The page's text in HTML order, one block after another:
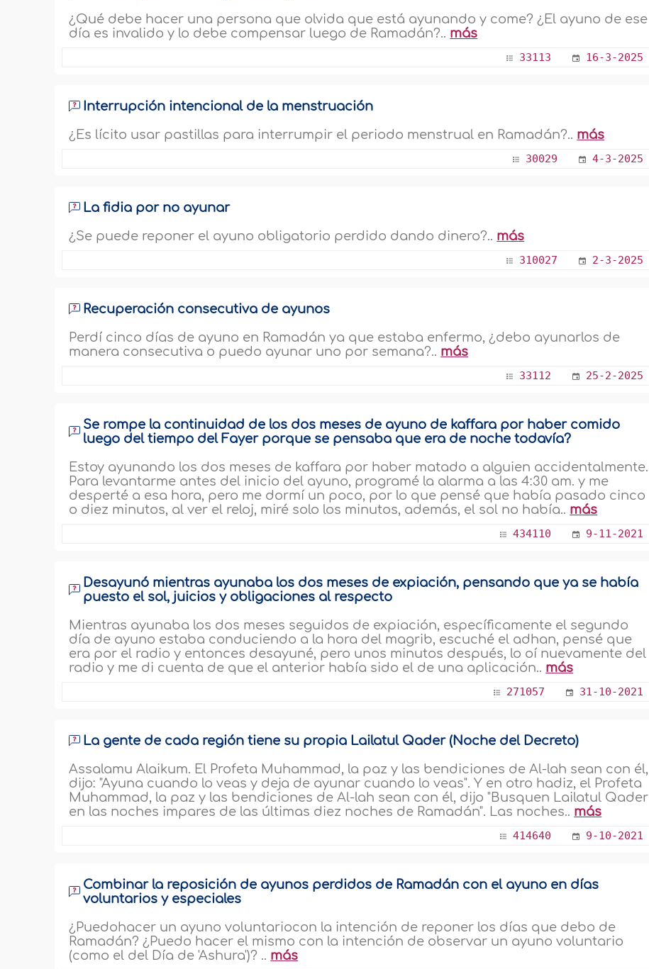
¿Qué debe hacer una persona que olvida que está ayunando y come? ¿El ayuno de ese
día es invalido y lo debe compensar luego de Ramadán?.. más
33113 16-3-2025
Interrupción intencional de la menstruación
¿Es lícito usar pastillas para interrumpir el periodo menstrual en Ramadán?.. más
30029 4-3-2025
La fidia por no ayunar
¿Se puede reponer el ayuno obligatorio perdido dando dinero?.. más
310027 2-3-2025
Recuperación consecutiva de ayunos
Perdí cinco días de ayuno en Ramadán ya que estaba enfermo, ¿debo ayunarlos de
manera consecutiva o puedo ayunar uno por semana?.. más
33112 25-2-2025
Se rompe la continuidad de los dos meses de ayuno de kaffara por haber comido
luego del tiempo del Fayer porque se pensaba que era de noche todavía?
Estoy ayunando los dos meses de kaffara por haber matado a alguien accidentalmente.
Para levantarme antes del inicio del ayuno, programé la alarma a las 4:30 am. y me
desperté a esa hora, pero me dormí un poco, por lo que pensé que había pasado cinco
o diez minutos, al ver el reloj, miré solo los minutos, además, el sol no había.. más
434110 9-11-2021
Desayunó mientras ayunaba los dos meses de expiación, pensando que ya se había
puesto el sol, juicios y obligaciones al respecto
Mientras ayunaba los dos meses seguidos de expiación, específicamente el segundo
día de ayuno estaba conduciendo a la hora del magrib, escuché el adhan, pensé que
era por el radio y entonces desayuné, pero unos minutos después, lo oí nuevamente del
radio y me di cuenta de que el anterior había sido el de una aplicación.. más
271057 31-10-2021
La gente de cada región tiene su propia Lailatul Qader (Noche del Decreto)
Assalamu Alaikum. El Profeta Muhammad, la paz y las bendiciones de Al-lah sean con él,
dijo: "Ayuna cuando lo veas y deja de ayunar cuando lo veas". Y en otro hadiz, el Profeta
Muhammad, la paz y las bendiciones de Al-lah sean con él, dijo "Busquen Lailatul Qader
en las noches impares de las últimas diez noches de Ramadán". Las noches.. más
414640 9-10-2021
Combinar la reposición de ayunos perdidos de Ramadán con el ayuno en días
voluntarios y especiales
¿Puedohacer un ayuno voluntariocon la intención de reponer los días que debo de
Ramadán? ¿Puedo hacer el mismo con la intención de observar un ayuno voluntario
(como el del Día de 'Ashura')? .. más